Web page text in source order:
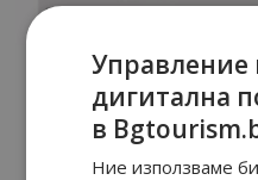
Управление
дигитална
в
Ние използваме